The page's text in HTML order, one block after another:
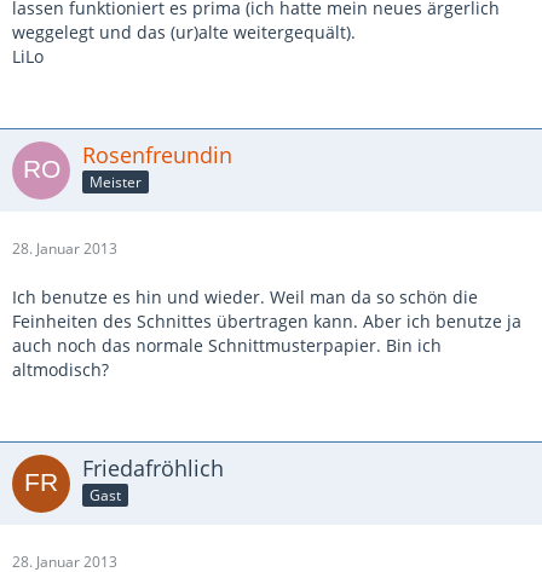
lassen funktioniert es prima (ich hatte mein neues ärgerlich
weggelegt und das (ur)alte weitergequält).
LiLo
Rosenfreundin
Meister
28. Januar 2013
Ich benutze es hin und wieder. Weil man da so schön die
Feinheiten des Schnittes übertragen kann. Aber ich benutze ja
auch noch das normale Schnittmusterpapier. Bin ich
altmodisch?
Friedafröhlich
Gast
28. Januar 2013